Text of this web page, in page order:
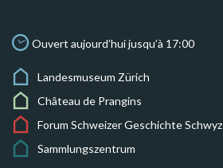
Ouvert aujourd’hui jusqu’à 17:00
Landesmuseum Zürich
Château de Prangins
Forum Schweizer Geschichte Schwyz
Sammlungszentrum